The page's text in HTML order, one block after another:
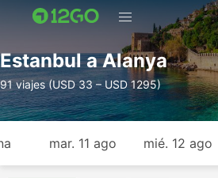
Estanbul a Alanya
91 viajes (USD 33 – USD 1295)
mar. 11 ago mié. 12 ago